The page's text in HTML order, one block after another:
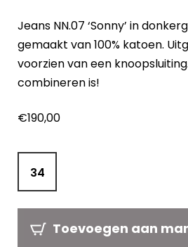
Jeans NN.07 ‘Sonny’ in
gemaakt van 100% katoen.
voorzien van een
combineren is!
€190,00
34
Toevoegen aan